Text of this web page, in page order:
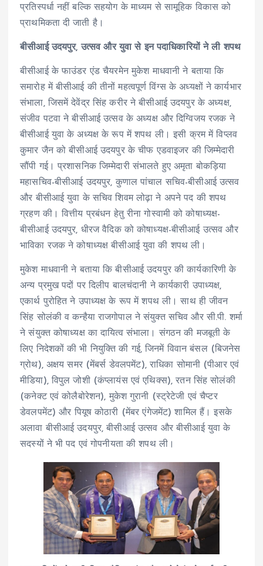
प्रतिस्पर्धा नहीं बल्कि सहयोग के माध्यम से सामूहिक विकास को
प्राथमिकता दी जाती है।
बीसीआई उदयपुर, उत्सव और युवा से इन पदाधिकारियों ने ली शपथ
बीसीआई के फाउंडर एंड चैयरमेन मुकेश माधवानी ने बताया कि
समारोह में बीसीआई की तीनों महत्वपूर्ण विंग्स के अध्यक्षों ने कार्यभार
संभाला, जिसमें देवेंद्र सिंह करीर ने बीसीआई उदयपुर के अध्यक्ष,
संजीव पटवा ने बीसीआई उत्सव के अध्यक्ष और दिग्विजय रजक ने
बीसीआई युवा के अध्यक्ष के रूप में शपथ ली। इसी क्रम में विप्लव
कुमार जैन को बीसीआई उदयपुर के चीफ एडवाइजर की जिम्मेदारी
सौंपी गई। प्रशासनिक जिम्मेदारी संभालते हुए अमृता बोकड़िया
महासचिव-बीसीआई उदयपुर, कुणाल पांचाल सचिव-बीसीआई उत्सव
और बीसीआई युवा के सचिव शिवम लोढ़ा ने अपने पद की शपथ
ग्रहण की। वित्तीय प्रबंधन हेतु रीना गोस्वामी को कोषाध्यक्ष-
बीसीआई उदयपुर, धीरज वैदिक को कोषाध्यक्ष-बीसीआई उत्सव और
भाविका रजक ने कोषाध्यक्ष बीसीआई युवा की शपथ ली।
मुकेश माधवानी ने बताया कि बीसीआई उदयपुर की कार्यकारिणी के
अन्य प्रमुख पदों पर दिलीप बालचंदानी ने कार्यकारी उपाध्यक्ष,
एकार्थ पुरोहित ने उपाध्यक्ष के रूप में शपथ ली। साथ ही जीवन
सिंह सोलंकी व कन्हैया राजगोपाल ने संयुक्त सचिव और सी.पी. शर्मा
ने संयुक्त कोषाध्यक्ष का दायित्व संभाला। संगठन की मजबूती के
लिए निदेशकों की भी नियुक्ति की गई, जिनमें विवान बंसल (बिजनेस
ग्रोथ), अक्षय समर (मेंबर्स डेवलपमेंट), राधिका सोमानी (पीआर एवं
मीडिया), विपुल जोशी (कंप्लायंस एवं एथिक्स), रतन सिंह सोलंकी
(कनेक्ट एवं कोलैबोरेशन), मुकेश गुरानी (स्ट्रेटेजी एवं चैप्टर
डेवलपमेंट) और पियूष कोठारी (मेंबर एंगेजमेंट) शामिल हैं। इसके
अलावा बीसीआई उदयपुर, बीसीआई उत्सव और बीसीआई युवा के
सदस्यों ने भी पद एवं गोपनीयता की शपथ ली।